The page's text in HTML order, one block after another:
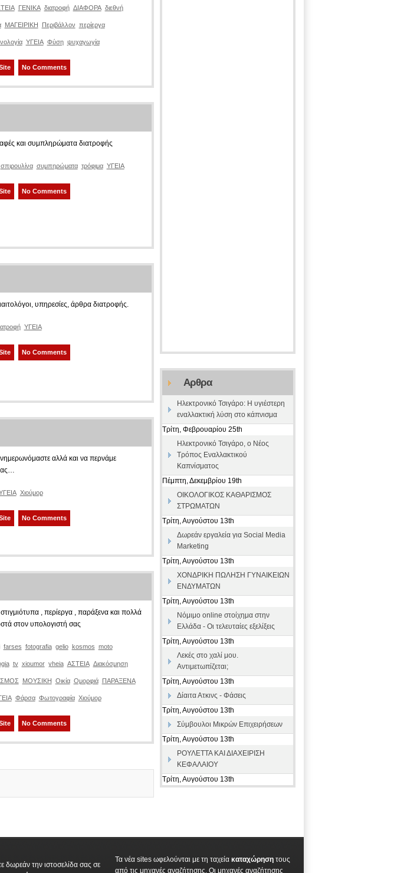
ΓΕΝΙΚΑ διατροφή ΔΙΑΦΟΡΑ διεθνή
ΜΑΓΕΙΡΙΚΗ Περιβάλλον περίεργα
ΥΓΕΙΑ Φύση ψυχαγωγία
No Comments
και συμπληρώματα διατροφής
σπιρουλίνα συμπηρώματα τρόφιμα ΥΓΕΙΑ
No Comments
υπηρεσίες, άρθρα διατροφής.
ΥΓΕΙΑ
No Comments
αλλά και να περνάμε
Χιούμορ
No Comments
, περίεργα , παράξενα και πολλά
στον υπολογιστή σας
farses fotografia gelio kosmos moto
tv xioumor yheia ΑΣΤΕΙΑ Διακόσμηση
ΜΟΥΣΙΚΗ Οικία Ομορφιά ΠΑΡΑΞΕΝΑ
Φάρσα Φωτογραφία Χιούμορ
No Comments
Αρθρα
Ηλεκτρονικό Τσιγάρο: Η υγιέστερη
εναλλακτική λύση στο κάπνισμα
Τρίτη, Φεβρουαρίου 25th
Ηλεκτρονικό Τσιγάρο, ο Νέος
Τρόπος Εναλλακτικού
Καπνίσματος
Πέμπτη, Δεκεμβρίου 19th
ΟΙΚΟΛΟΓΙΚΟΣ ΚΑΘΑΡΙΣΜΟΣ
ΣΤΡΩΜΑΤΩΝ
Τρίτη, Αυγούστου 13th
Δωρεάν εργαλεία για Social Media
Marketing
Τρίτη, Αυγούστου 13th
ΧΟΝΔΡΙΚΗ ΠΩΛΗΣΗ ΓΥΝΑΙΚΕΙΩΝ
ΕΝΔΥΜΑΤΩΝ
Τρίτη, Αυγούστου 13th
Νόμιμο online στοίχημα στην
Ελλάδα - Οι τελευταίες εξελίξεις
Τρίτη, Αυγούστου 13th
Λεκές στο χαλί μου.
Αντιμετωπίζεται;
Τρίτη, Αυγούστου 13th
Δίαιτα Ατκινς - Φάσεις
Τρίτη, Αυγούστου 13th
Σύμβουλοι Μικρών Επιχειρήσεων
Τρίτη, Αυγούστου 13th
ΡΟΥΛΕΤΤΑ ΚΑΙ ΔΙΑΧΕΙΡΙΣΗ
ΚΕΦΑΛΑΙΟΥ
Τρίτη, Αυγούστου 13th
δωρεάν την ιστοσελίδα σας σε
Τα νέα sites ωφελούνται με τη ταχεία καταχώρηση τους
από τις μηχανές αναζήτησης. Οι μηχανές αναζήτησης